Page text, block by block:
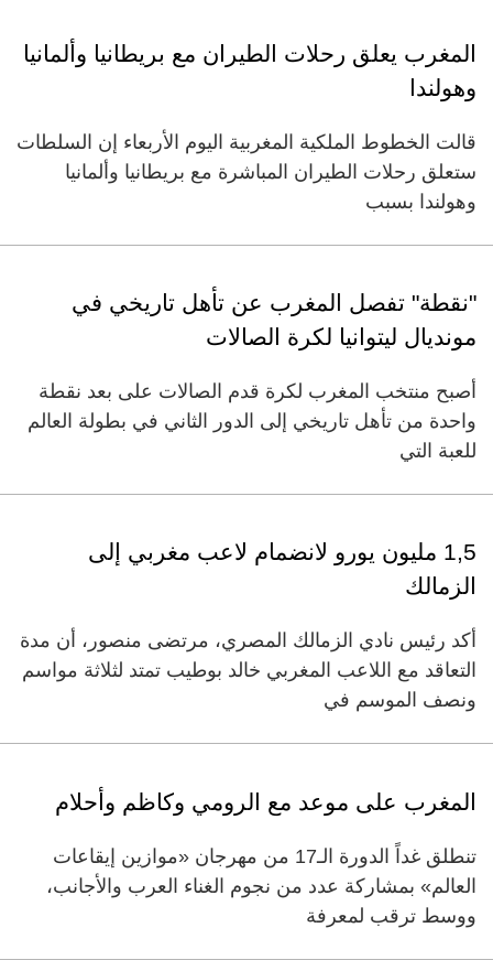
المغرب يعلق رحلات الطيران مع بريطانيا وألمانيا
وهولندا
قالت الخطوط الملكية المغربية اليوم الأربعاء إن السلطات
ستعلق رحلات الطيران المباشرة مع بريطانيا وألمانيا
وهولندا بسبب
"نقطة" تفصل المغرب عن تأهل تاريخي في
مونديال ليتوانيا لكرة الصالات
أصبح منتخب المغرب لكرة قدم الصالات على بعد نقطة
واحدة من تأهل تاريخي إلى الدور الثاني في بطولة العالم
للعبة التي
1,5 مليون يورو لانضمام لاعب مغربي إلى
الزمالك
أكد رئيس نادي الزمالك المصري، مرتضى منصور، أن مدة
التعاقد مع اللاعب المغربي خالد بوطيب تمتد لثلاثة مواسم
ونصف الموسم في
المغرب على موعد مع الرومي وكاظم وأحلام
تنطلق غداً الدورة الـ17 من مهرجان «موازين إيقاعات
العالم» بمشاركة عدد من نجوم الغناء العرب والأجانب،
ووسط ترقب لمعرفة